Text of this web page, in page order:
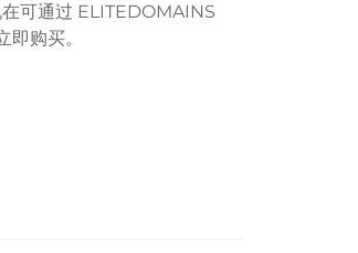
可通过 ELITEDOMAINS
购买。